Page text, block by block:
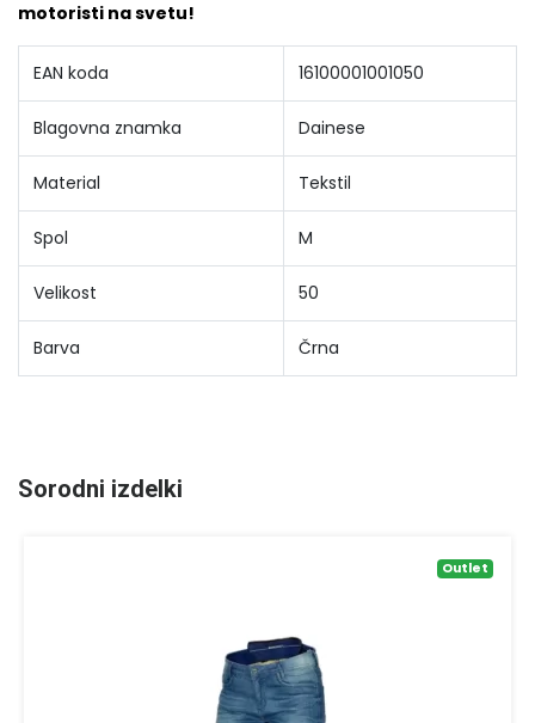
motoristi na svetu!
EAN koda 16100001001050
Blagovna znamka Dainese
Material Tekstil
Spol M
Velikost 50
Barva Črna
Sorodni izdelki
Outlet